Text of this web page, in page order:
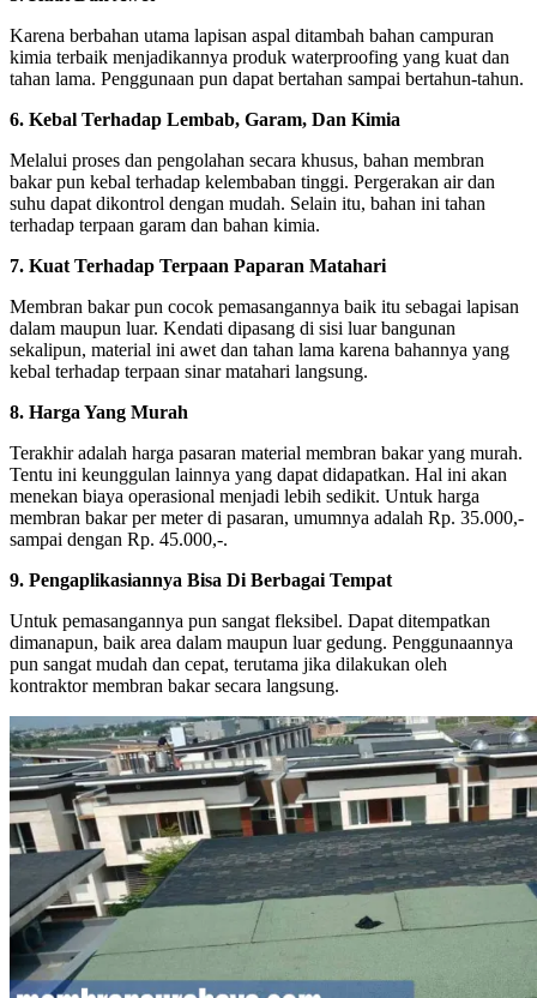
Karena berbahan utama lapisan aspal ditambah bahan campuran
kimia terbaik menjadikannya produk waterproofing yang kuat dan
tahan lama. Penggunaan pun dapat bertahan sampai bertahun-tahun.
6. Kebal Terhadap Lembab, Garam, Dan Kimia
Melalui proses dan pengolahan secara khusus, bahan membran
bakar pun kebal terhadap kelembaban tinggi. Pergerakan air dan
suhu dapat dikontrol dengan mudah. Selain itu, bahan ini tahan
terhadap terpaan garam dan bahan kimia.
7. Kuat Terhadap Terpaan Paparan Matahari
Membran bakar pun cocok pemasangannya baik itu sebagai lapisan
dalam maupun luar. Kendati dipasang di sisi luar bangunan
sekalipun, material ini awet dan tahan lama karena bahannya yang
kebal terhadap terpaan sinar matahari langsung.
8. Harga Yang Murah
Terakhir adalah harga pasaran material membran bakar yang murah.
Tentu ini keunggulan lainnya yang dapat didapatkan. Hal ini akan
menekan biaya operasional menjadi lebih sedikit. Untuk harga
membran bakar per meter di pasaran, umumnya adalah Rp. 35.000,-
sampai dengan Rp. 45.000,-.
9. Pengaplikasiannya Bisa Di Berbagai Tempat
Untuk pemasangannya pun sangat fleksibel. Dapat ditempatkan
dimanapun, baik area dalam maupun luar gedung. Penggunaannya
pun sangat mudah dan cepat, terutama jika dilakukan oleh
kontraktor membran bakar secara langsung.